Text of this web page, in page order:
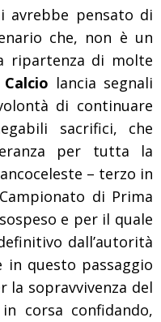
avrebbe pensato di
che, non è un
ripartenza di molte
lancia segnali
di continuare
sacrifici, che
per tutta la
– terzo in
di Prima
e per il quale
dall’autorità
in questo passaggio
la sopravvivenza del
corsa confidando,